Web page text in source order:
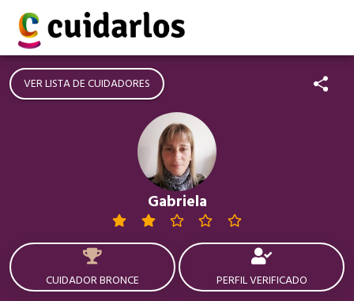
VER LISTA DE CUIDADORES
Gabriela
CUIDADOR BRONCE PERFIL VERIFICADO